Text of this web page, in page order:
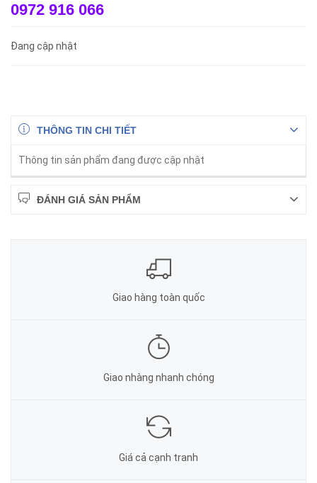
0972 916 066
Đang cập nhật
THÔNG TIN CHI TIẾT
Thông tin sản phẩm đang được cập nhật
ĐÁNH GIÁ SẢN PHẨM
Giao hàng toàn quốc
Giao nhàng nhanh chóng
Giá cả cạnh tranh